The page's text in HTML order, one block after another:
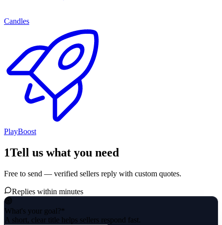
Candles
PlayBoost
1Tell us what you need
Free to send — verified sellers reply with custom quotes.
Replies within minutes
What's your goal?*
A short, clear title helps sellers respond fast.